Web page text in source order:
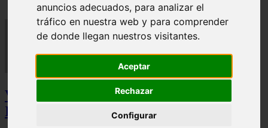
anuncios adecuados, para analizar el
tráfico en nuestra web y para comprender
de donde llegan nuestros visitantes.
Aceptar
Rechazar
Configurar
Video Advertencias desde la cúspide de la
IA: Hinton y el posible colapso social